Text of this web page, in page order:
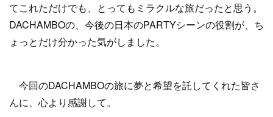
てこれただけでも、とってもミラクルな旅だったと思う。
DACHAMBOの、今後の日本のPARTYシーンの役割が、ち
ょっとだけ分かった気がしました。
今回のDACHAMBOの旅に夢と希望を託してくれた皆さ
んに、心より感謝して。